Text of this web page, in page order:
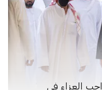
العزاء في